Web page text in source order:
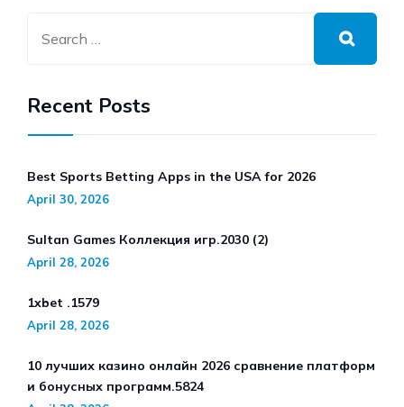
Recent Posts
Best Sports Betting Apps in the USA for 2026
April 30, 2026
Sultan Games Коллекция игр.2030 (2)
April 28, 2026
1xbet .1579
April 28, 2026
10 лучших казино онлайн 2026 сравнение платформ
и бонусных программ.5824